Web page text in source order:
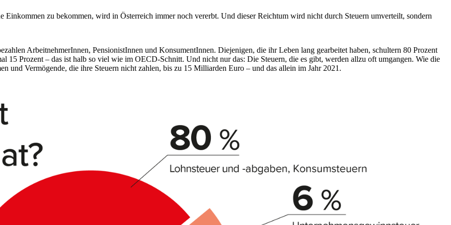
Einkommen zu bekommen, wird in Österreich immer noch vererbt. Und dieser Reichtum wird nicht durch Steuern umverteilt, sondern
ArbeitnehmerInnen, PensionistInnen und KonsumentInnen. Diejenigen, die ihr Leben lang gearbeitet haben, schultern 80 Prozent
15 Prozent – das ist halb so viel wie im OECD-Schnitt. Und nicht nur das: Die Steuern, die es gibt, werden allzu oft umgangen. Wie die
und Vermögende, die ihre Steuern nicht zahlen, bis zu 15 Milliarden Euro – und das allein im Jahr 2021.